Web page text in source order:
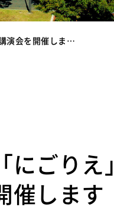
演会を開催しま…
にごりえ
催します